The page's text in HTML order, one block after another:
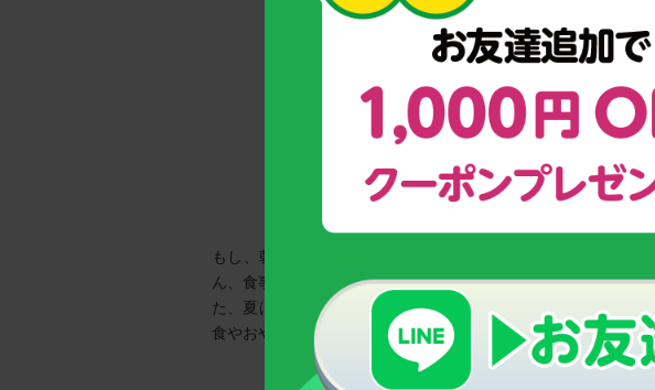
もし、朝ごはんを食べていないとしたら、食べている人と比
ん、食事には水分だけでなく、活動するため、成長するため
た、夏はスイカや桃などの水分をたっぷりと含んだ果物が多い
食やおやつに果物をプラスするというのは良いですね♪